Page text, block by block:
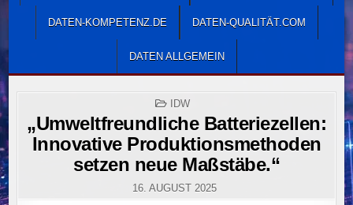
DATEN-KOMPETENZ.DE DATEN-QUALITÄT.COM
DATEN ALLGEMEIN
POSTED
IDW
„Umweltfreundliche Batteriezellen:
Innovative Produktionsmethoden
setzen neue Maßstäbe.“
16. AUGUST 2025